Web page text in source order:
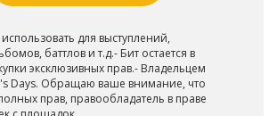
для выступлений,
баттлов и т.д.- Бит остается в
эксклюзивных прав.- Владельцем
Days. Обращаю ваше внимание, что
прав, правообладатель в праве